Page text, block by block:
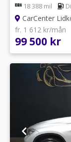
18 388 mil
CarCenter
fr. 1 612 kr/mån
99 500 kr